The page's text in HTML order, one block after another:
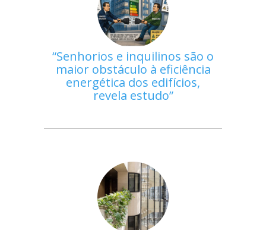
Senhorios e inquilinos são o
maior obstáculo à eficiência
energética dos edifícios,
revela estudo